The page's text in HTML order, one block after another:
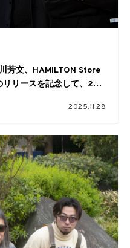
芳文、HAMILTON Store
リースを記念して、2人
2025.11.28